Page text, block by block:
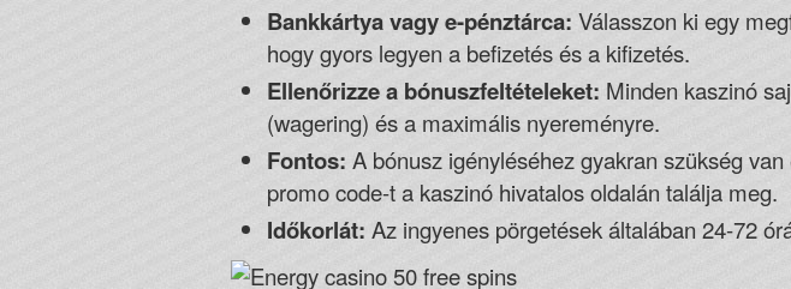
Bankkártya vagy e-pénztárca: Válasszon ki egy
hogy gyors legyen a befizetés és a kifizetés.
Ellenőrizze a bónuszfeltételeket: Minden kaszinó
(wagering) és a maximális nyereményre.
Fontos: A bónusz igényléséhez gyakran szükség
promo code-t a kaszinó hivatalos oldalán találja meg.
Időkorlát: Az ingyenes pörgetések általában 24-72